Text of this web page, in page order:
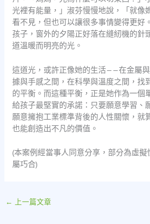
光裡有能量，」淑芬慢慢地說，「就像
看不見，但也可以讓很多事情變得更好
孩子，窗外的夕陽正好落在縫紉機的針
道溫暖而明亮的光。
這道光，或許正像她的生活——在金屬
據與手感之間，在科學與溫度之間，找
的平衡。而這種平衡，正是她作為一個
給孩子最堅實的承諾：只要願意學習、
願意擁抱工業標準背後的人性關懷，就
也能創造出不凡的價值。
(本案例經當事人同意分享，部分為虛擬
屬巧合)
← 上一篇文章